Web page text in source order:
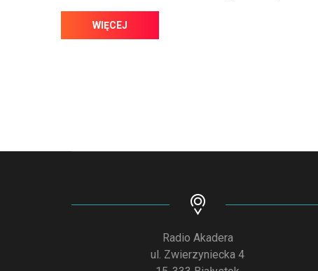
WIĘCEJ
Radio Akadera
ul. Zwierzyniecka 4